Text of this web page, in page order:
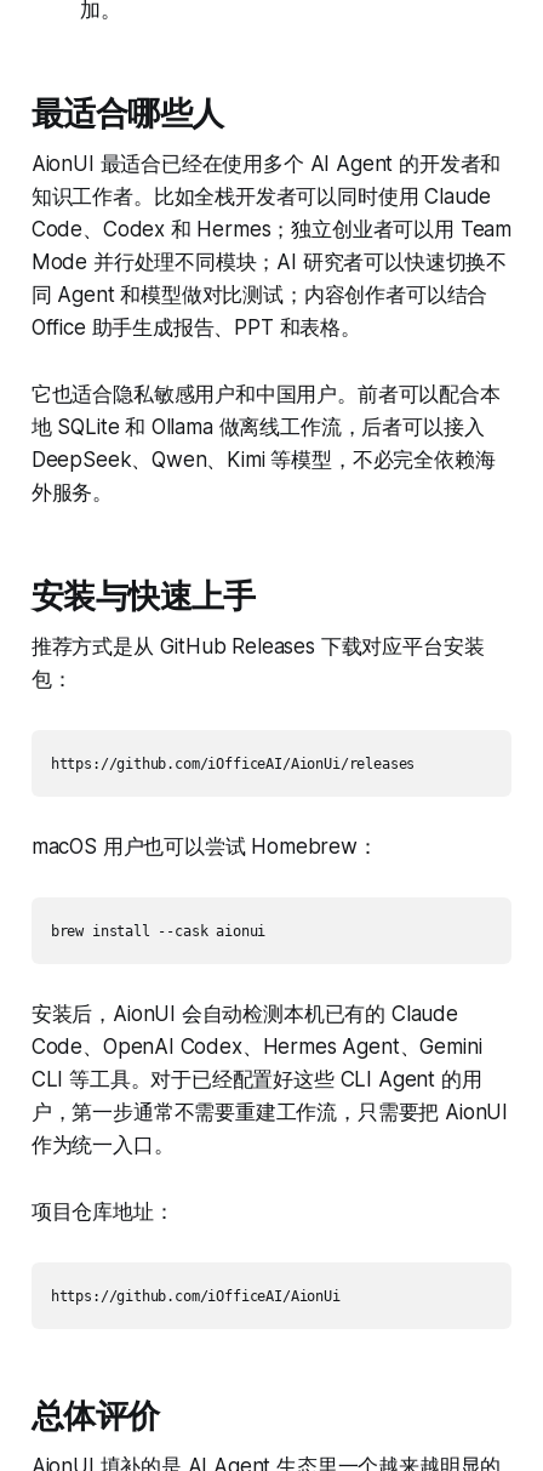
加。
最适合哪些人
AionUI 最适合已经在使用多个 AI Agent 的开发者和
知识工作者。比如全栈开发者可以同时使用 Claude
Code、Codex 和 Hermes；独立创业者可以用 Team
Mode 并行处理不同模块；AI 研究者可以快速切换不
同 Agent 和模型做对比测试；内容创作者可以结合
Office 助手生成报告、PPT 和表格。
它也适合隐私敏感用户和中国用户。前者可以配合本
地 SQLite 和 Ollama 做离线工作流，后者可以接入
DeepSeek、Qwen、Kimi 等模型，不必完全依赖海
外服务。
安装与快速上手
推荐方式是从 GitHub Releases 下载对应平台安装
包：
https://github.com/iOfficeAI/AionUi/releases
macOS 用户也可以尝试 Homebrew：
brew install --cask aionui
安装后，AionUI 会自动检测本机已有的 Claude
Code、OpenAI Codex、Hermes Agent、Gemini
CLI 等工具。对于已经配置好这些 CLI Agent 的用
户，第一步通常不需要重建工作流，只需要把 AionUI
作为统一入口。
项目仓库地址：
https://github.com/iOfficeAI/AionUi
总体评价